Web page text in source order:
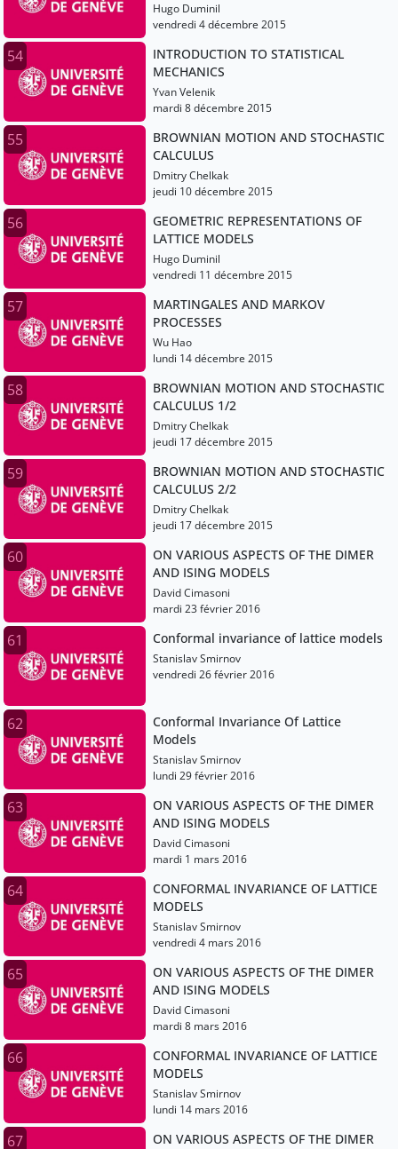
Hugo Duminil
vendredi 4 décembre 2015
54
INTRODUCTION TO STATISTICAL
MECHANICS
Yvan Velenik
mardi 8 décembre 2015
55
BROWNIAN MOTION AND STOCHASTIC
CALCULUS
Dmitry Chelkak
jeudi 10 décembre 2015
56
GEOMETRIC REPRESENTATIONS OF
LATTICE MODELS
Hugo Duminil
vendredi 11 décembre 2015
57
MARTINGALES AND MARKOV
PROCESSES
Wu Hao
lundi 14 décembre 2015
58
BROWNIAN MOTION AND STOCHASTIC
CALCULUS 1/2
Dmitry Chelkak
jeudi 17 décembre 2015
59
BROWNIAN MOTION AND STOCHASTIC
CALCULUS 2/2
Dmitry Chelkak
jeudi 17 décembre 2015
60
ON VARIOUS ASPECTS OF THE DIMER
AND ISING MODELS
David Cimasoni
mardi 23 février 2016
61 Conformal invariance of lattice models
Stanislav Smirnov
vendredi 26 février 2016
62
Conformal Invariance Of Lattice
Models
Stanislav Smirnov
lundi 29 février 2016
63
ON VARIOUS ASPECTS OF THE DIMER
AND ISING MODELS
David Cimasoni
mardi 1 mars 2016
64
CONFORMAL INVARIANCE OF LATTICE
MODELS
Stanislav Smirnov
vendredi 4 mars 2016
65
ON VARIOUS ASPECTS OF THE DIMER
AND ISING MODELS
David Cimasoni
mardi 8 mars 2016
66
CONFORMAL INVARIANCE OF LATTICE
MODELS
Stanislav Smirnov
lundi 14 mars 2016
67
ON VARIOUS ASPECTS OF THE DIMER